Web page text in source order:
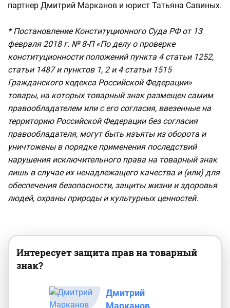
партнер Дмитрий Марканов и юрист Татьяна Савиных.
* Постановление Конституционного Суда РФ от 13
февраля 2018 г. № 8-П «По делу о проверке
конституционности положений пункта 4 статьи 1252,
статьи 1487 и пунктов 1, 2 и 4 статьи 1515
Гражданского кодекса Российской Федерации»
товары, на которых товарный знак размещен самим
правообладателем или с его согласия, ввезенные на
территорию Российской Федерации без согласия
правообладателя, могут быть изъяты из оборота и
уничтожены в порядке применения последствий
нарушения исключительного права на товарный знак
лишь в случае их ненадлежащего качества и (или) для
обеспечения безопасности, защиты жизни и здоровья
людей, охраны природы и культурных ценностей.
Интересует защита прав на товарный
знак?
Дмитрий